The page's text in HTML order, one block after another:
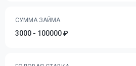
СУММА ЗАЙМА
3000 - 100000 ₽